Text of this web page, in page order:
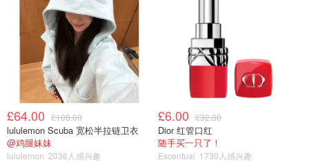
£64.00 £108.00
lululemon Scuba 宽松半拉链卫衣
@鸡腿妹妹
lululemon 2036人感兴趣
£6.00 £32.00
Dior 红管口红
随手买一只了！
Escentual 1730人感兴趣